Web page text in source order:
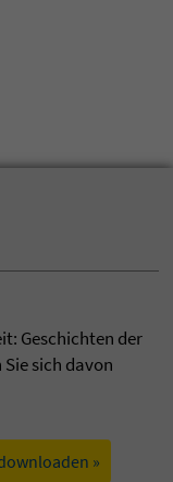
Geschichten der
sich davon
»